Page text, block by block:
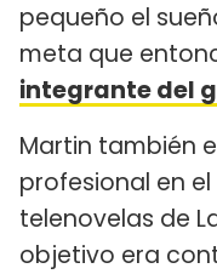
pequeño el
meta que
integrante del
Martin también
profesional en
telenovelas de
objetivo era